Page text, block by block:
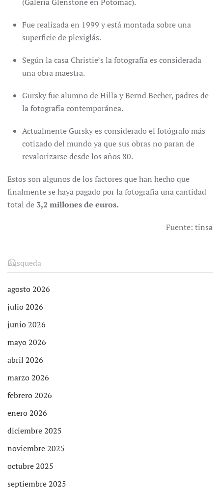
(Galería Glenstone en Potomac).
Fue realizada en 1999 y está montada sobre una
superficie de plexiglás.
Según la casa Christie’s la fotografía es considerada
una obra maestra.
Gursky fue alumno de Hilla y Bernd Becher, padres de
la fotografía contemporánea.
Actualmente Gursky es considerado el fotógrafo más
cotizado del mundo ya que sus obras no paran de
revalorizarse desde los años 80.
Estos son algunos de los factores que han hecho que
finalmente se haya pagado por la fotografía una cantidad
total de 3,2 millones de euros.
Fuente: tinsa
agosto 2026
julio 2026
junio 2026
mayo 2026
abril 2026
marzo 2026
febrero 2026
enero 2026
diciembre 2025
noviembre 2025
octubre 2025
septiembre 2025